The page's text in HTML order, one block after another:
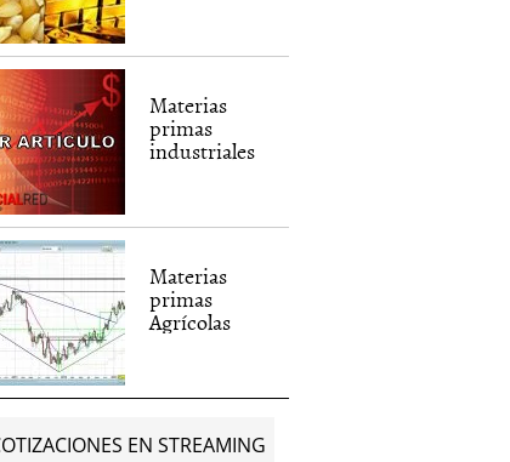
Materias
primas
industriales
Materias
primas
Agrícolas
EN STREAMING